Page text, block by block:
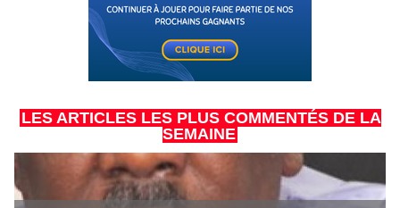
LES ARTICLES LES PLUS COMMENTÉS DE LA
SEMAINE